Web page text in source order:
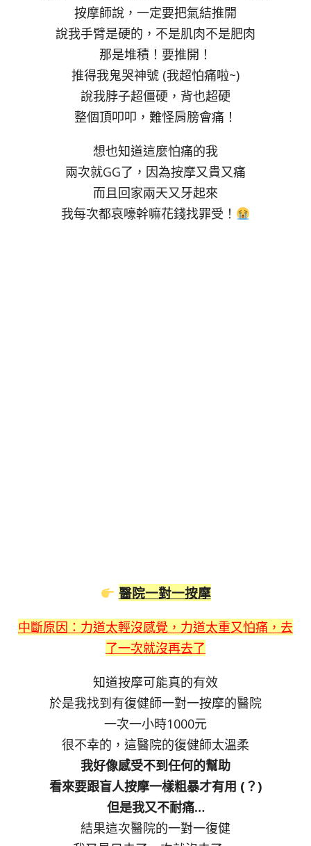
按摩師說，一定要把氣結推開
說我手臂是硬的，不是肌肉不是肥肉
那是堆積！要推開！
推得我鬼哭神號 (我超怕痛啦~)
說我脖子超僵硬，背也超硬
整個頂叩叩，難怪肩膀會痛！
想也知道這麼怕痛的我
兩次就GG了，因為按摩又貴又痛
而且回家兩天又牙起來
我每次都哀嚎幹嘛花錢找罪受！
醫院一對一按摩
中斷原因：力道太輕沒感覺，力道太重又怕痛，去
了一次就沒再去了
知道按摩可能真的有效
於是我找到有復健師一對一按摩的醫院
一次一小時1000元
很不幸的，這醫院的復健師太溫柔
我好像感受不到任何的幫助
看來要跟盲人按摩一樣粗暴才有用 (？)
但是我又不耐痛…
結果這次醫院的一對一復健